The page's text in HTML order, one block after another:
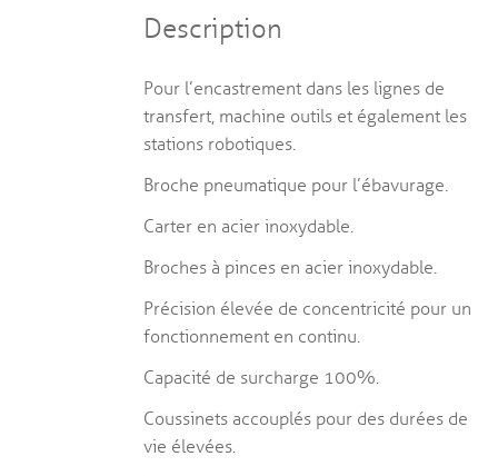
Description
Pour l’encastrement dans les lignes de
transfert, machine outils et également les
stations robotiques.
Broche pneumatique pour l’ébavurage.
Carter en acier inoxydable.
Broches à pinces en acier inoxydable.
Précision élevée de concentricité pour un
fonctionnement en continu.
Capacité de surcharge 100%.
Coussinets accouplés pour des durées de
vie élevées.